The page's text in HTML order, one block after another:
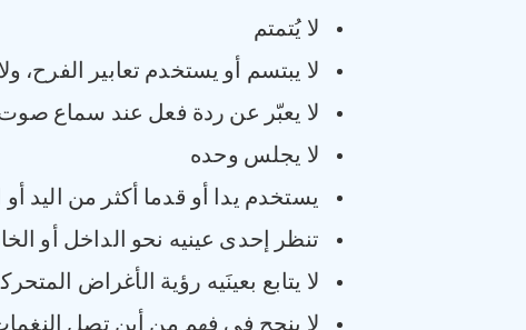
لا يُتمتم
لا يبتسم أو يستخدم تعابير الفرح،
لا يعبّر عن ردة فعل عند سماع
لا يجلس وحده
يستخدم يدا أو قدما أكثر من اليد أو
تنظر إحدى عينيه نحو الداخل أو
لا يتابع بعينَيه رؤية الأغراض
لا ينجح في فهم من أين تصل